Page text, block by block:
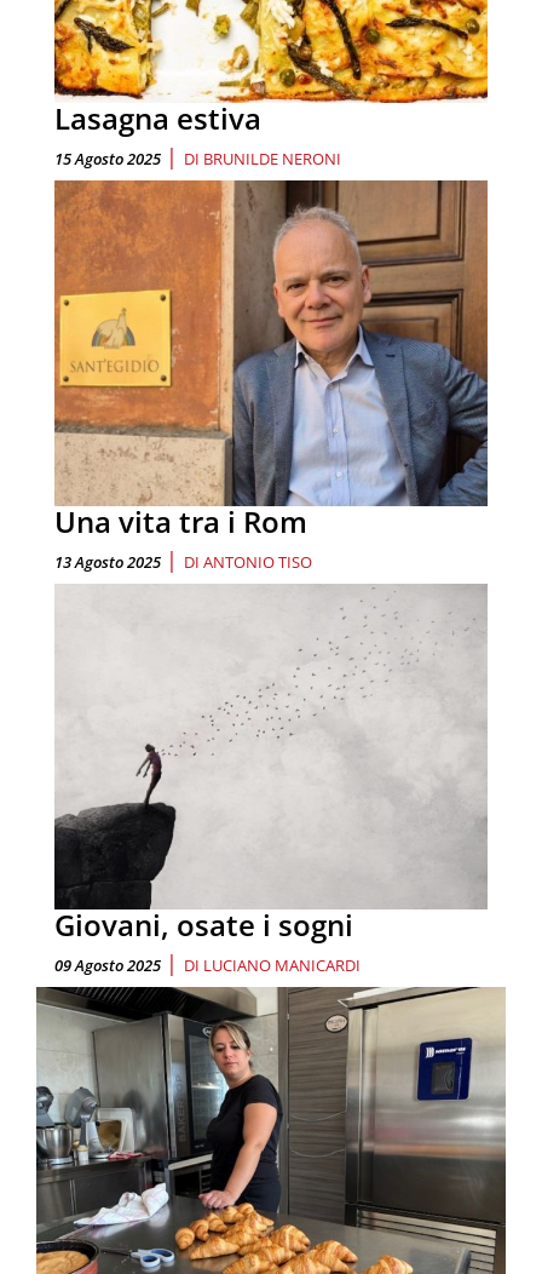
Lasagna estiva
15 Agosto 2025 | DI BRUNILDE NERONI
Una vita tra i Rom
13 Agosto 2025 | DI ANTONIO TISO
Giovani, osate i sogni
09 Agosto 2025 | DI LUCIANO MANICARDI